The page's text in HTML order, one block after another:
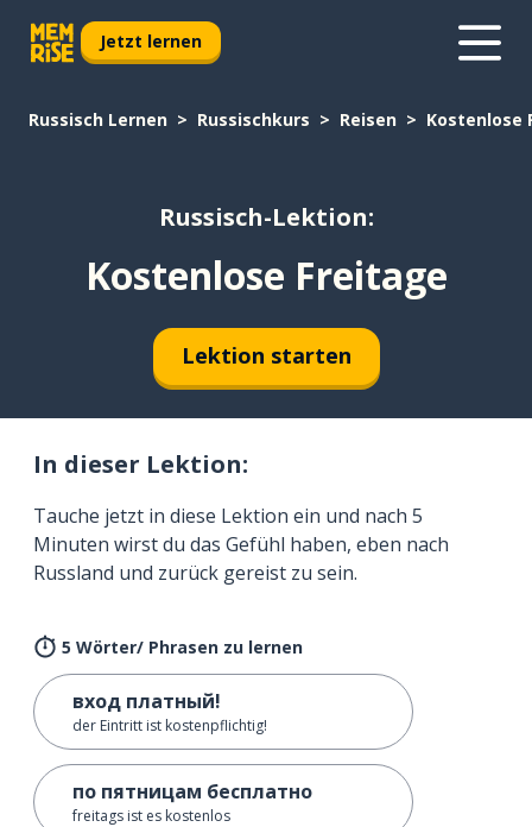
Jetzt lernen
Russisch Lernen Russischkurs Reisen Kostenlose
Russisch-Lektion:
Kostenlose Freitage
Lektion starten
In dieser Lektion:
Tauche jetzt in diese Lektion ein und nach 5
Minuten wirst du das Gefühl haben, eben nach
Russland und zurück gereist zu sein.
5 Wörter/ Phrasen zu lernen
вход платный!
der Eintritt ist kostenpflichtig!
по пятницам бесплатно
freitags ist es kostenlos